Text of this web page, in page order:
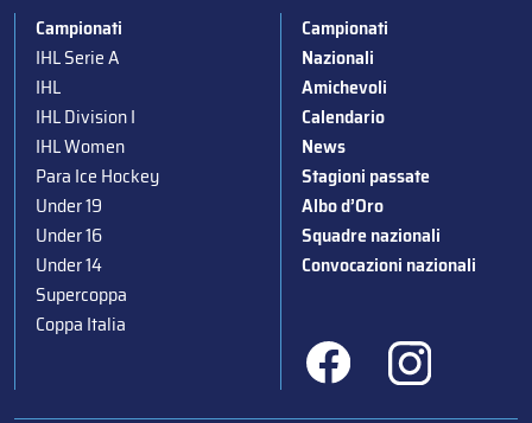
Campionati
IHL Serie A
IHL
IHL Division I
IHL Women
Para Ice Hockey
Under 19
Under 16
Under 14
Supercoppa
Coppa Italia
Campionati
Nazionali
Amichevoli
Calendario
News
Stagioni passate
Albo d’Oro
Squadre nazionali
Convocazioni nazionali